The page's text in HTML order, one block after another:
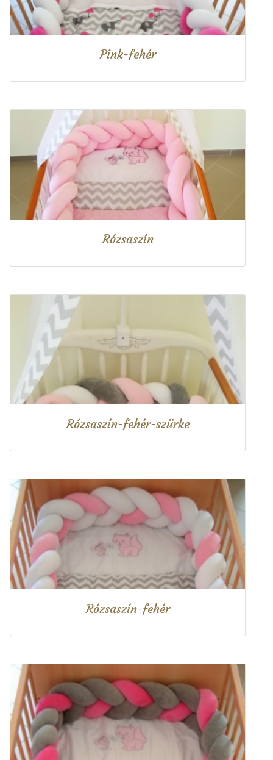
Pink-fehér
Rózsaszín
Rózsaszín-fehér-szürke
Rózsaszín-fehér